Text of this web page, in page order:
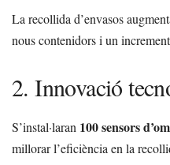
La recollida d’envasos
nous contenidors i un
2. Innovació
S’instal·laran 100 sensors
millorar l’eficiència en la